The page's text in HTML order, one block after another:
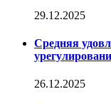
29.12.2025
Средняя
26.12.2025